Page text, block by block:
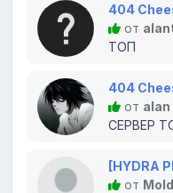
404
от
ТОП
404
от alan
СЕРВЕР
[HYDRA
от